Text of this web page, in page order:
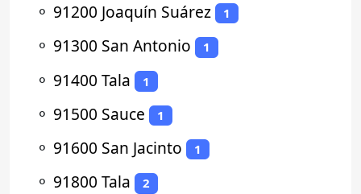
⚬ 91200 Joaquín Suárez 1
⚬ 91300 San Antonio 1
⚬ 91400 Tala 1
⚬ 91500 Sauce 1
⚬ 91600 San Jacinto 1
⚬ 91800 Tala 2